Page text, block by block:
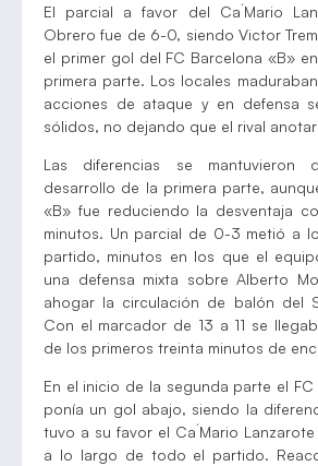
El parcial a favor del Ca´Mario
Obrero fue de 6-0, siendo Victor
el primer gol del FC Barcelona «B»
primera parte. Los locales
acciones de ataque y en defensa
sólidos, no dejando que el rival
Las diferencias se mantuvieron
desarrollo de la primera parte,
«B» fue reduciendo la desventaja
minutos. Un parcial de 0-3 metió a
partido, minutos en los que el
una defensa mixta sobre Alberto
ahogar la circulación de balón del
Con el marcador de 13 a 11 se
de los primeros treinta minutos de
En el inicio de la segunda parte el FC
ponía un gol abajo, siendo la
tuvo a su favor el Ca´Mario
a lo largo de todo el partido.